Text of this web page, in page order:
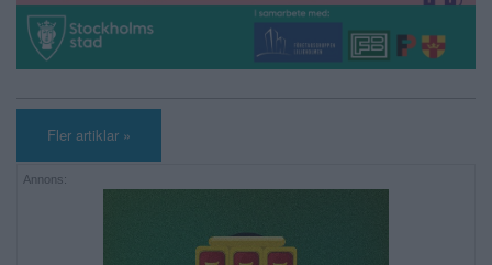
Fler artiklar »
Annons: